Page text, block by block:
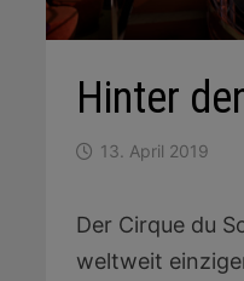
Hinter
13. April 2019
Der Cirque du
weltweit